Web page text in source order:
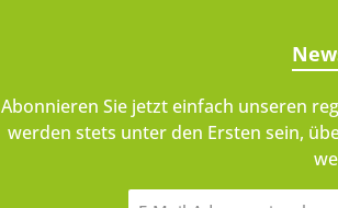
Abonnieren Sie jetzt einfach unseren
werden stets unter den Ersten sein,